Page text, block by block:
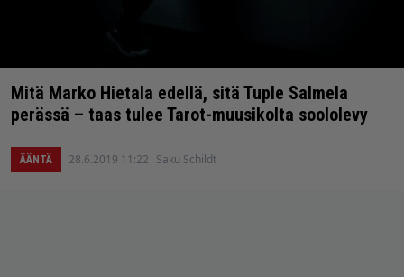
Mitä Marko Hietala edellä, sitä Tuple Salmela
perässä – taas tulee Tarot-muusikolta soololevy
ÄÄNTÄ 28.6.2019 11:22 Saku Schildt